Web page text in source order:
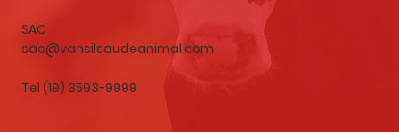
SAC
sac@vansilsaudeanimal.com
Tel (19) 3593-9999